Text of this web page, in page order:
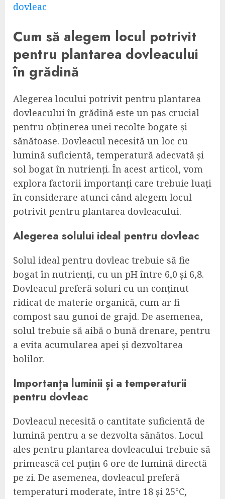
dovleac
Cum să alegem locul potrivit
pentru plantarea dovleacului
în grădină
Alegerea locului potrivit pentru plantarea
dovleacului în grădină este un pas crucial
pentru obținerea unei recolte bogate și
sănătoase. Dovleacul necesită un loc cu
lumină suficientă, temperatură adecvată și
sol bogat în nutrienți. În acest articol, vom
explora factorii importanți care trebuie luați
în considerare atunci când alegem locul
potrivit pentru plantarea dovleacului.
Alegerea solului ideal pentru dovleac
Solul ideal pentru dovleac trebuie să fie
bogat în nutrienți, cu un pH între 6,0 și 6,8.
Dovleacul preferă soluri cu un conținut
ridicat de materie organică, cum ar fi
compost sau gunoi de grajd. De asemenea,
solul trebuie să aibă o bună drenare, pentru
a evita acumularea apei și dezvoltarea
bolilor.
Importanța luminii și a temperaturii
pentru dovleac
Dovleacul necesită o cantitate suficientă de
lumină pentru a se dezvolta sănătos. Locul
ales pentru plantarea dovleacului trebuie să
primească cel puțin 6 ore de lumină directă
pe zi. De asemenea, dovleacul preferă
temperaturi moderate, între 18 și 25°C,